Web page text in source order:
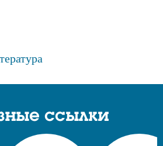
ссылки